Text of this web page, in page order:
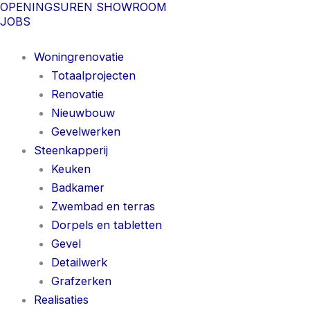
Spring
naar
OPENINGSUREN SHOWROOM
JOBS
Woningrenovatie
Totaalprojecten
Renovatie
Nieuwbouw
Gevelwerken
Steenkapperij
Keuken
Badkamer
Zwembad en terras
Dorpels en tabletten
Gevel
Detailwerk
Grafzerken
Realisaties